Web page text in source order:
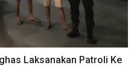
Laksanakan Patroli Ke